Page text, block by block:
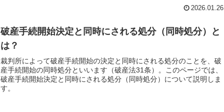
2026.01.26
破産手続開始決定と同時にされる処分（同時処分）と
は？
裁判所によって破産手続開始の決定と同時にされる処分のことを、破
産手続開始の同時処分といいます（破産法31条）。このページでは、
破産手続開始決定と同時にされる処分（同時処分）について説明しま
す。